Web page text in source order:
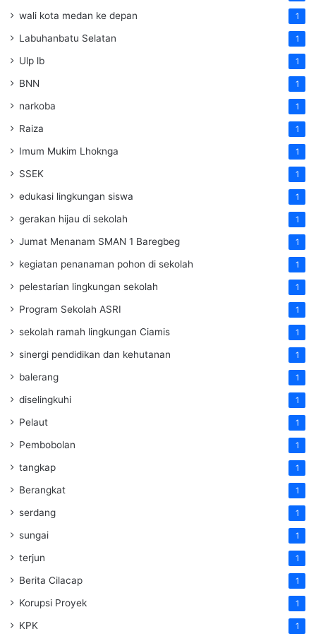
wali kota medan ke depan 1
Labuhanbatu Selatan 1
Ulp lb 1
BNN 1
narkoba 1
Raiza 1
Imum Mukim Lhoknga 1
SSEK 1
edukasi lingkungan siswa 1
gerakan hijau di sekolah 1
Jumat Menanam SMAN 1 Baregbeg 1
kegiatan penanaman pohon di sekolah 1
pelestarian lingkungan sekolah 1
Program Sekolah ASRI 1
sekolah ramah lingkungan Ciamis 1
sinergi pendidikan dan kehutanan 1
balerang 1
diselingkuhi 1
Pelaut 1
Pembobolan 1
tangkap 1
Berangkat 1
serdang 1
sungai 1
terjun 1
Berita Cilacap 1
Korupsi Proyek 1
KPK 1